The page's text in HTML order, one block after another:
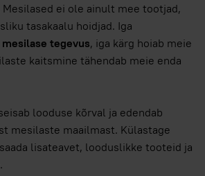
Mesilased ei ole ainult mee tootjad,
tasakaalu hoidjad. Iga
mesilase tegevus, iga kärg hoiab meie
kaitsmine tähendab meie enda
looduse kõrval ja edendab
mesilaste maailmast. Külastage
lisateavet, looduslikke tooteid ja